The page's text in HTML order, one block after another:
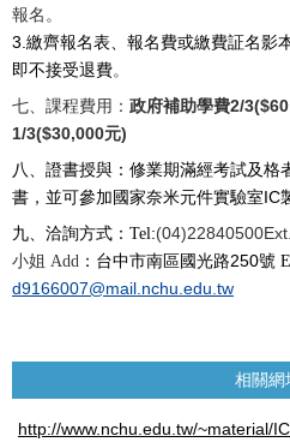
報名。
3. 繳齊報名表、報名費或繳費証名影
即不接受退費。
七、課程費用： 政府補助學費2/
1/3($30,000元)
八、證書授與：修業期滿經考試及格
書，並可參加國家奈米元件實驗室IC
九、洽詢方式： Tel:
小姐 Add ：台中市南區國光路250號
d9166007@mail.nchu.edu.tw
相關網
http://www.nchu.edu.tw/~material/